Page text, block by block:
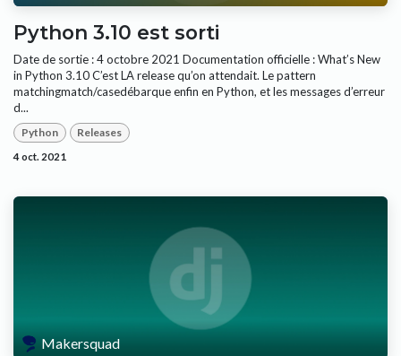
Python 3.10 est sorti
Date de sortie : 4 octobre 2021 Documentation officielle : What’s New
in Python 3.10 C’est LA release qu’on attendait. Le pattern
matchingmatch/casedébarque enfin en Python, et les messages d’erreur
d...
Python Releases
4 oct. 2021
Makersquad